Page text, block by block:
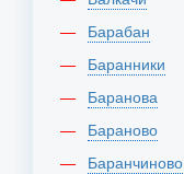
Барабан
Баранники
Баранова
Бараново
Баранчиново